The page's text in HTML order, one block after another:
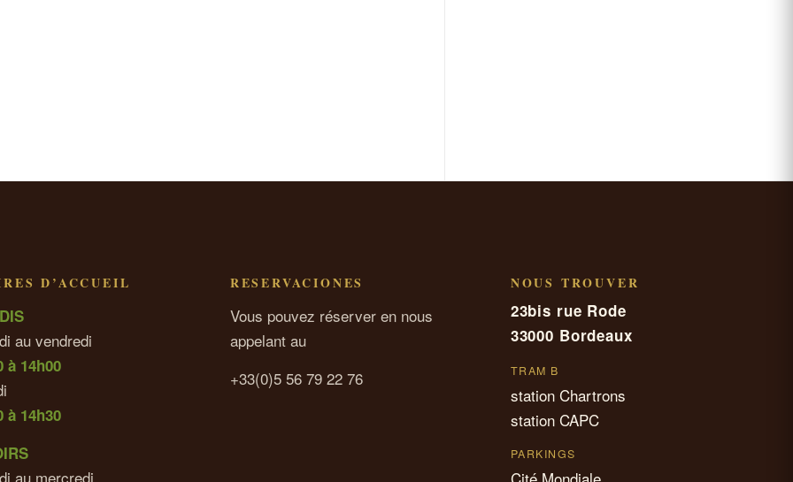
D’ACCUEIL
au vendredi
à 14h00
à 14h30
au mercredi
RESERVACIONES
Vous pouvez réserver en nous
appelant au
+33(0)5 56 79 22 76
NOUS TROUVER
23bis rue Rode
33000 Bordeaux
TRAM B
station Chartrons
station CAPC
PARKINGS